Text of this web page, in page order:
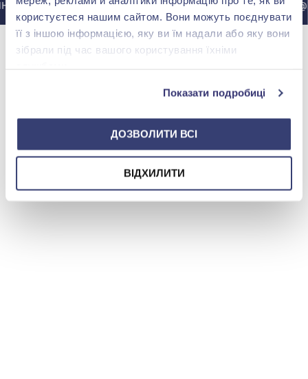
користуєтеся нашим сайтом. Вони можуть поєднувати
її з іншою інформацією, яку ви їм надали або яку вони
зібрали під час вашого користування їхніми
Показати подробиці
ДОЗВОЛИТИ ВСІ
ВІДХИЛИТИ
@ZOLOTAKOROLEVA В ИНСТАГРАМ